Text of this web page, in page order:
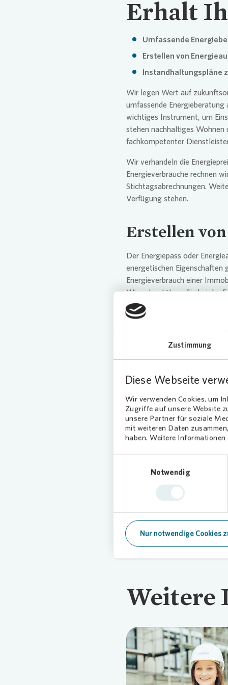
Zustimmung
Diese Webseite
Wir verwenden Cookies, um
Zugriffe auf unsere Website
unsere Partner für soziale
mit weiteren Daten
haben. Weitere Informationen
Notwendig
Nur notwendige Cookies
Erhalt
Umfassende
Erstellen von
Instandhaltungspläne
Wir legen Wert auf
umfassende
wichtiges Instrument, um
stehen nachhaltiges
fachkompetenter
Wir verhandeln die
Energieverbräuche rechnen
Stichtagsabrechnungen.
Verfügung stehen.
Erstellen
Der Energiepass oder
energetischen Eigenschaften
Energieverbrauch einer
Wir unterstützen Sie bei der
passenden
mögliche Einsparpotenziale
und notwendige
Instand
Immobilien
Der Werterhalt von
Modernisierungen am
der Immobilie sinkt. Deshalb
Instandhaltungsarbeiten.
durch einen Fachmann.
Immobilie beheben wir
sind. Wir stellen die
anstehende
Weitere